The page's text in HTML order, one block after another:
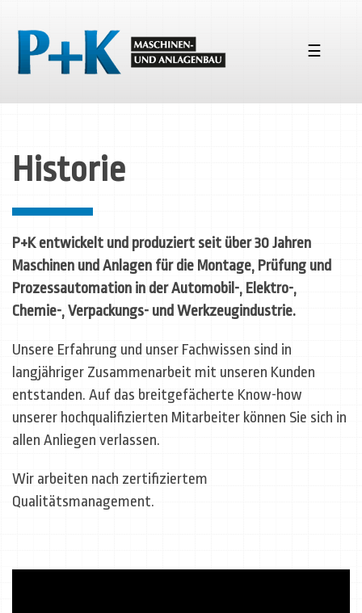
☰
Historie
P+K entwickelt und produziert seit über 30 Jahren
Maschinen und Anlagen für die Montage, Prüfung und
Prozessautomation in der Automobil-, Elektro-,
Chemie-, Verpackungs- und Werkzeugindustrie.
Unsere Erfahrung und unser Fachwissen sind in
langjähriger Zusammenarbeit mit unseren Kunden
entstanden. Auf das breitgefächerte Know-how
unserer hochqualifizierten Mitarbeiter können Sie sich in
allen Anliegen verlassen.
Wir arbeiten nach zertifiziertem
Qualitätsmanagement.